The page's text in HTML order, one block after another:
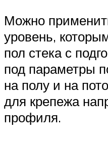
Можно
уровень,
пол стека с
под параметры
на полу и на
для крепежа
профиля.